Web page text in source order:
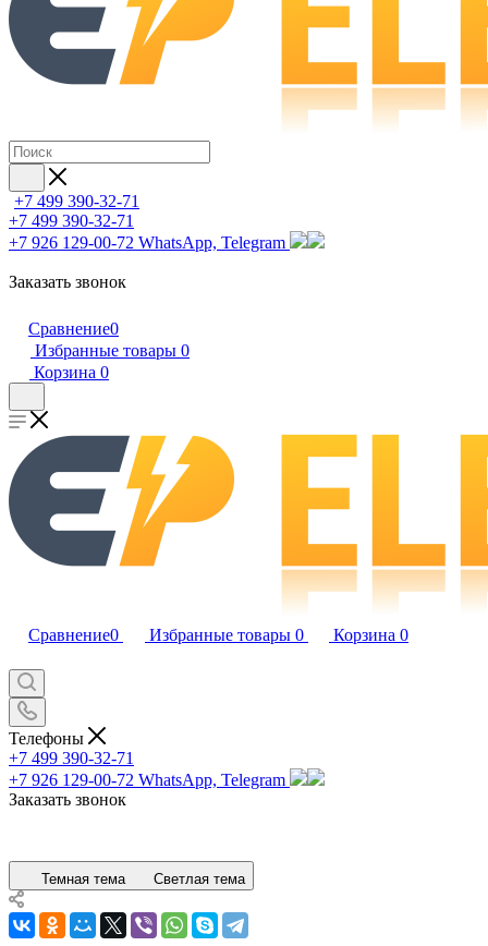
+7 499 390-32-71
+7 499 390-32-71
+7 926 129-00-72 WhatsApp, Telegram
Заказать звонок
Сравнение0
Избранные товары 0
Корзина 0
Сравнение0 Избранные товары 0 Корзина 0
Телефоны
+7 499 390-32-71
+7 926 129-00-72 WhatsApp, Telegram
Заказать звонок
Темная тема Светлая тема